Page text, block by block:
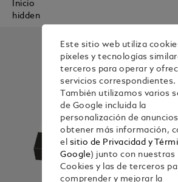
Inicio
hidden
Este sitio web utiliza
píxeles y tecnologías
terceros para operar y
servicios correspondientes.
También utilizamos varios
de Google incluida la
personalización de
obtener más información,
el sitio de Privacidad y
Google) junto con nuestras
Cookies y las de terceros
comprender y mejorar la